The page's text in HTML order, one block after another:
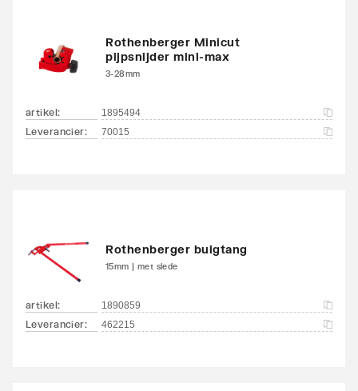
Rothenberger Minicut
pijpsnijder mini-max
3-28mm
artikel: 1895494
Leverancier: 70015
Rothenberger buigtang
15mm | met slede
artikel: 1890859
Leverancier: 462215